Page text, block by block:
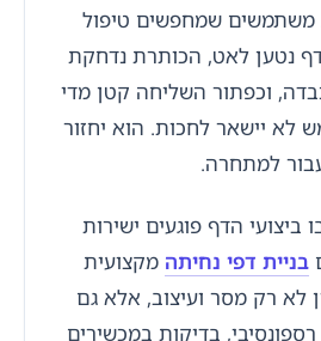
משתמשים שמחפשים טיפול
נטען לאט, הכותרת נדחקת
וכפתור השליחה קטן מדי
לא יישאר לחכות. הוא יחזור
למתחרה.
הדף פוגעים ישירות
בניית דפי נחיתה מקצועית
לא רק מסר ועיצוב, אלא גם
בדיקות במכשירים